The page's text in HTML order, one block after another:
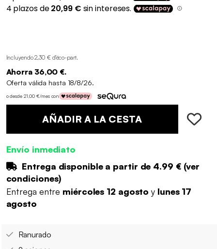
Incluyendo 2,30 € d'éco-part.
Ahorra 36,00 €.
Oferta válida hasta 18/8/26.
o desde 21,00 €/mes con
AÑADIR A LA CESTA
Envío inmediato
Entrega disponible a partir de 4.99 €(ver
condiciones)
Entrega entre miércoles 12 agostoy lunes 17
agosto
Ranurado